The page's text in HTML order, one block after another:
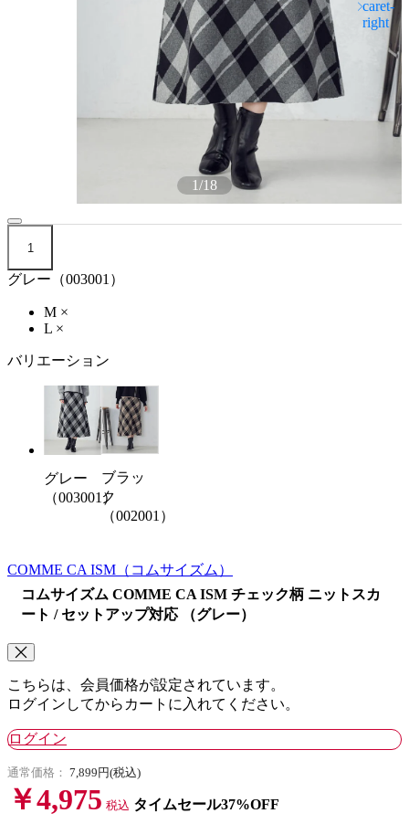
1/18
1
グレー（003001）
M ×
L ×
バリエーション
グレー
（003001）
ブラッ
ク
（002001）
COMME CA ISM （コムサイズム）
コムサイズム COMME CA ISM チェック柄 ニットスカ
ート / セットアップ対応 （グレー）
こちらは、会員価格が設定されています。
ログインしてからカートに入れてください。
ログイン
通常価格： 7,899円(税込)
￥4,975 税込 タイムセール37%OFF